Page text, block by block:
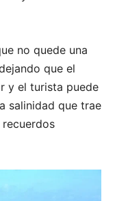
no quede una
que el
y el turista puede
salinidad que trae